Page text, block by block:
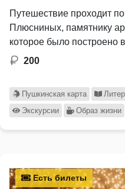
Путешествие проходит
Плюсниных, памятнику
которое было построено
200
Пушкинская карта
Экскурсии
Образ жизни
Есть билеты